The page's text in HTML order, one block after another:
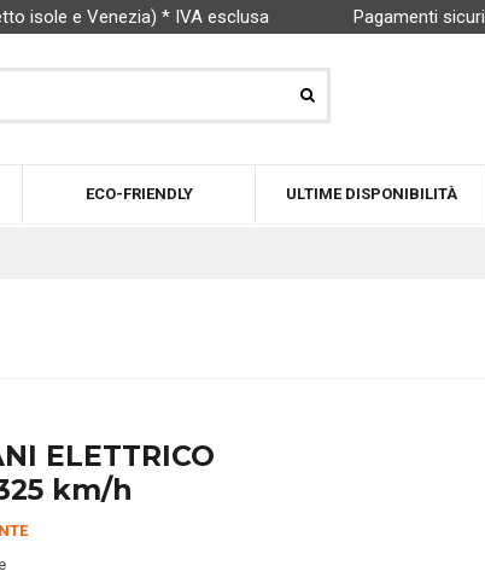
isole e Venezia) * IVA esclusa Pagamenti sicuri
ECO-FRIENDLY ULTIME DISPONIBILITÀ
ELETTRICO
km/h